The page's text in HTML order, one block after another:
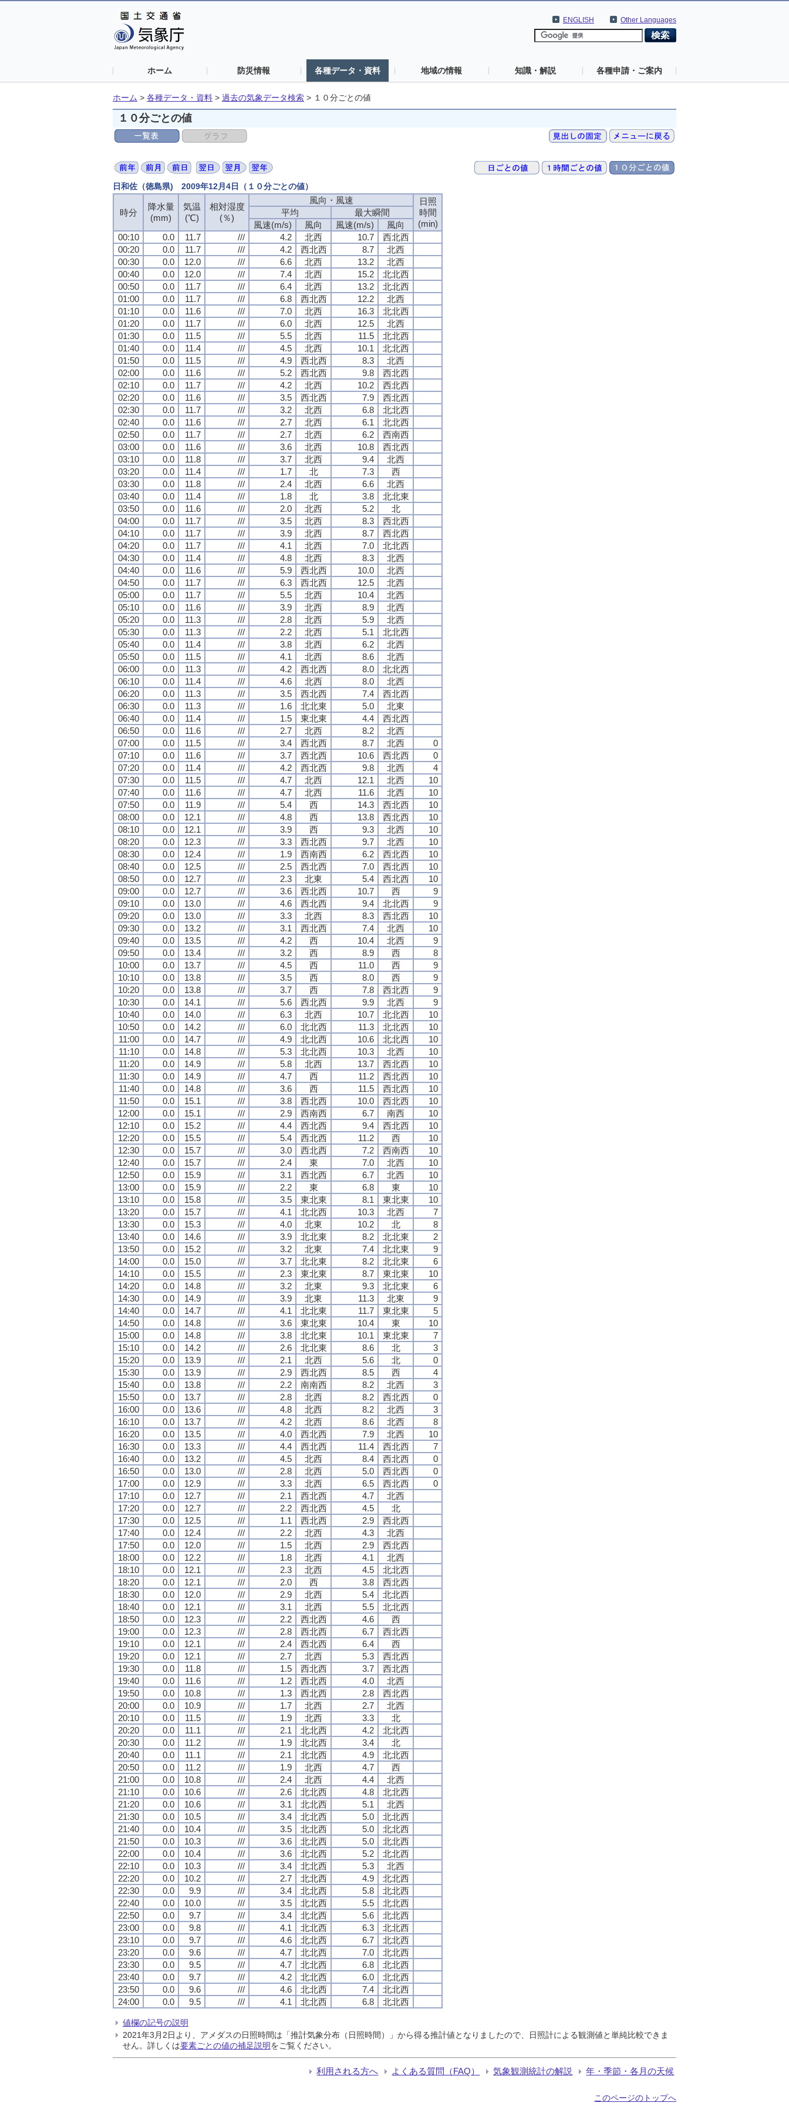
Other Languages
ENGLISH
ホーム 防災情報 各種データ・資料 地域の情報 知識・解説 各種申請・ご案内
ホーム > 各種データ・資料 > 過去の気象データ検索 > １０分ごとの値
１０分ごとの値
日和佐（徳島県) 2009年12月4日（１０分ごとの値）
時分
降水量
(mm)
気温
(℃)
相対湿度
(％)
風向・風速
日照
時間
(min)
平均
最大瞬間
風速(m/s)
風向 風速(m/s)
風向
00:10
0.0 11.7 /// 4.2 北西 10.7
西北西
00:20
0.0 11.7 /// 4.2 西北西 8.7
北西
00:30
0.0 12.0 /// 6.6 北西 13.2
北西
00:40
0.0 12.0 /// 7.4 北西 15.2
北北西
00:50
0.0 11.7 /// 6.4 北西 13.2
北北西
01:00
0.0 11.7 /// 6.8 西北西 12.2
北西
01:10
0.0 11.6 /// 7.0 北西 16.3
北北西
01:20
0.0 11.7 /// 6.0 北西 12.5
北西
01:30
0.0 11.5 /// 5.5 北西 11.5
北北西
01:40
0.0 11.4 /// 4.5 北西 10.1
北北西
01:50
0.0 11.5 /// 4.9 西北西 8.3
北西
02:00
0.0 11.6 /// 5.2 西北西 9.8
西北西
02:10
0.0 11.7 /// 4.2 北西 10.2
西北西
02:20
0.0 11.6 /// 3.5 西北西 7.9
西北西
02:30
0.0 11.7 /// 3.2 北西 6.8
北北西
02:40
0.0 11.6 /// 2.7 北西 6.1
北北西
02:50
0.0 11.7 /// 2.7 北西 6.2
西南西
03:00
0.0 11.6 /// 3.6 北西 10.8
西北西
03:10
0.0 11.8 /// 3.7 北西 9.4
北西
03:20
0.0 11.4 /// 1.7 北 7.3
西
03:30
0.0 11.8 /// 2.4 北西 6.6
北西
03:40
0.0 11.4 /// 1.8 北 3.8
北北東
03:50
0.0 11.6 /// 2.0 北西 5.2
北
04:00
0.0 11.7 /// 3.5 北西 8.3
西北西
04:10
0.0 11.7 /// 3.9 北西 8.7
西北西
04:20
0.0 11.7 /// 4.1 北西 7.0
北北西
04:30
0.0 11.4 /// 4.8 北西 8.3
北西
04:40
0.0 11.6 /// 5.9 西北西 10.0
北西
04:50
0.0 11.7 /// 6.3 西北西 12.5
北西
05:00
0.0 11.7 /// 5.5 北西 10.4
北西
05:10
0.0 11.6 /// 3.9 北西 8.9
北西
05:20
0.0 11.3 /// 2.8 北西 5.9
北西
05:30
0.0 11.3 /// 2.2 北西 5.1
北北西
05:40
0.0 11.4 /// 3.8 北西 6.2
北西
05:50
0.0 11.5 /// 4.1 北西 8.6
北西
06:00
0.0 11.3 /// 4.2 西北西 8.0
北北西
06:10
0.0 11.4 /// 4.6 北西 8.0
北西
06:20
0.0 11.3 /// 3.5 西北西 7.4
西北西
06:30
0.0 11.3 /// 1.6 北北東 5.0
北東
06:40
0.0 11.4 /// 1.5 東北東 4.4
西北西
06:50
0.0 11.6 /// 2.7 北西 8.2
北西
07:00
0.0 11.5 /// 3.4 西北西 8.7 北西
0
07:10
0.0 11.6 /// 3.7 西北西 10.6 西北西
0
07:20
0.0 11.4 /// 4.2 西北西 9.8 北西
4
07:30
0.0 11.5 /// 4.7 北西 12.1 北西
10
07:40
0.0 11.6 /// 4.7 北西 11.6 北西
10
07:50
0.0 11.9 /// 5.4 西 14.3 西北西
10
08:00
0.0 12.1 /// 4.8 西 13.8 西北西
10
08:10
0.0 12.1 /// 3.9 西 9.3 北西
10
08:20
0.0 12.3 /// 3.3 西北西 9.7 北西
10
08:30
0.0 12.4 /// 1.9 西南西 6.2 西北西
10
08:40
0.0 12.5 /// 2.5 西北西 7.0 西北西
10
08:50
0.0 12.7 /// 2.3 北東 5.4 西北西
10
09:00
0.0 12.7 /// 3.6 西北西 10.7 西
9
09:10
0.0 13.0 /// 4.6 西北西 9.4 北北西
9
09:20
0.0 13.0 /// 3.3 北西 8.3 西北西
10
09:30
0.0 13.2 /// 3.1 西北西 7.4 北西
10
09:40
0.0 13.5 /// 4.2 西 10.4 北西
9
09:50
0.0 13.4 /// 3.2 西 8.9 西
8
10:00
0.0 13.7 /// 4.5 西 11.0 西
9
10:10
0.0 13.8 /// 3.5 西 8.0 西
9
10:20
0.0 13.8 /// 3.7 西 7.8 西北西
9
10:30
0.0 14.1 /// 5.6 西北西 9.9 北西
9
10:40
0.0 14.0 /// 6.3 北西 10.7 北北西
10
10:50
0.0 14.2 /// 6.0 北北西 11.3 北北西
10
11:00
0.0 14.7 /// 4.9 北北西 10.6 北北西
10
11:10
0.0 14.8 /// 5.3 北北西 10.3 北西
10
11:20
0.0 14.9 /// 5.8 北西 13.7 西北西
10
11:30
0.0 14.9 /// 4.7 西 11.2 西北西
10
11:40
0.0 14.8 /// 3.6 西 11.5 西北西
10
11:50
0.0 15.1 /// 3.8 西北西 10.0 西北西
10
12:00
0.0 15.1 /// 2.9 西南西 6.7 南西
10
12:10
0.0 15.2 /// 4.4 西北西 9.4 西北西
10
12:20
0.0 15.5 /// 5.4 西北西 11.2 西
10
12:30
0.0 15.7 /// 3.0 西北西 7.2 西南西
10
12:40
0.0 15.7 /// 2.4 東 7.0 北西
10
12:50
0.0 15.9 /// 3.1 西北西 6.7 北西
10
13:00
0.0 15.9 /// 2.2 東 6.8 東
10
13:10
0.0 15.8 /// 3.5 東北東 8.1 東北東
10
13:20
0.0 15.7 /// 4.1 北北西 10.3 北西
7
13:30
0.0 15.3 /// 4.0 北東 10.2 北
8
13:40
0.0 14.6 /// 3.9 北北東 8.2 北北東
2
13:50
0.0 15.2 /// 3.2 北東 7.4 北北東
9
14:00
0.0 15.0 /// 3.7 北北東 8.2 北北東
6
14:10
0.0 15.5 /// 2.3 東北東 8.7 東北東
10
14:20
0.0 14.8 /// 3.2 北東 9.3 北北東
6
14:30
0.0 14.9 /// 3.9 北東 11.3 北東
9
14:40
0.0 14.7 /// 4.1 北北東 11.7 東北東
5
14:50
0.0 14.8 /// 3.6 東北東 10.4 東
10
15:00
0.0 14.8 /// 3.8 北北東 10.1 東北東
7
15:10
0.0 14.2 /// 2.6 北北東 8.6 北
3
15:20
0.0 13.9 /// 2.1 北西 5.6 北
0
15:30
0.0 13.9 /// 2.9 西北西 8.5 西
4
15:40
0.0 13.8 /// 2.2 南南西 8.2 北西
3
15:50
0.0 13.7 /// 2.8 北西 8.2 西北西
0
16:00
0.0 13.6 /// 4.8 北西 8.2 北西
3
16:10
0.0 13.7 /// 4.2 北西 8.6 北西
8
16:20
0.0 13.5 /// 4.0 西北西 7.9 北西
10
16:30
0.0 13.3 /// 4.4 西北西 11.4 西北西
7
16:40
0.0 13.2 /// 4.5 北西 8.4 西北西
0
16:50
0.0 13.0 /// 2.8 北西 5.0 西北西
0
17:00
0.0 12.9 /// 3.3 北西 6.5 西北西
0
17:10
0.0 12.7 /// 2.1 西北西 4.7
北西
17:20
0.0 12.7 /// 2.2 西北西 4.5
北
17:30
0.0 12.5 /// 1.1 西北西 2.9
西北西
17:40
0.0 12.4 /// 2.2 北西 4.3
北西
17:50
0.0 12.0 /// 1.5 北西 2.9
西北西
18:00
0.0 12.2 /// 1.8 北西 4.1
北西
18:10
0.0 12.1 /// 2.3 北西 4.5
北北西
18:20
0.0 12.1 /// 2.0 西 3.8
西北西
18:30
0.0 12.0 /// 2.9 北西 5.4
北北西
18:40
0.0 12.1 /// 3.1 北西 5.5
北北西
18:50
0.0 12.3 /// 2.2 西北西 4.6
西
19:00
0.0 12.3 /// 2.8 西北西 6.7
西北西
19:10
0.0 12.1 /// 2.4 西北西 6.4
西
19:20
0.0 12.1 /// 2.7 北西 5.3
西北西
19:30
0.0 11.8 /// 1.5 西北西 3.7
西北西
19:40
0.0 11.6 /// 1.2 西北西 4.0
北西
19:50
0.0 10.8 /// 1.3 西北西 2.8
西北西
20:00
0.0 10.9 /// 1.7 北西 2.7
北西
20:10
0.0 11.5 /// 1.9 北西 3.3
北
20:20
0.0 11.1 /// 2.1 北北西 4.2
北北西
20:30
0.0 11.2 /// 1.9 北北西 3.4
北
20:40
0.0 11.1 /// 2.1 北北西 4.9
北北西
20:50
0.0 11.2 /// 1.9 北西 4.7
西
21:00
0.0 10.8 /// 2.4 北西 4.4
北西
21:10
0.0 10.6 /// 2.6 北北西 4.8
北北西
21:20
0.0 10.6 /// 3.1 北北西 5.1
北西
21:30
0.0 10.5 /// 3.4 北北西 5.0
北北西
21:40
0.0 10.4 /// 3.5 北北西 5.0
北北西
21:50
0.0 10.3 /// 3.6 北北西 5.0
北北西
22:00
0.0 10.4 /// 3.6 北北西 5.2
北北西
22:10
0.0 10.3 /// 3.4 北北西 5.3
北西
22:20
0.0 10.2 /// 2.7 北北西 4.9
北北西
22:30
0.0 9.9 /// 3.4 北北西 5.8
北北西
22:40
0.0 10.0 /// 3.5 北北西 5.5
北北西
22:50
0.0 9.7 /// 3.4 北北西 5.6
北北西
23:00
0.0 9.8 /// 4.1 北北西 6.3
北北西
23:10
0.0 9.7 /// 4.6 北北西 6.7
北北西
23:20
0.0 9.6 /// 4.7 北北西 7.0
北北西
23:30
0.0 9.5 /// 4.7 北北西 6.8
北北西
23:40
0.0 9.7 /// 4.2 北北西 6.0
北北西
23:50
0.0 9.6 /// 4.6 北北西 7.4
北北西
24:00
0.0 9.5 /// 4.1 北北西 6.8 北北西
値欄の記号の説明
2021年3月2日より、アメダスの日照時間は「推計気象分布（日照時間）」から得る推計値となりましたので、日照計による観測値と単純比較できま
せん。詳しくは要素ごとの値の補足説明をご覧ください。
利用される方へ よくある質問（FAQ） 気象観測統計の解説 年・季節・各月の天候
このページのトップへ